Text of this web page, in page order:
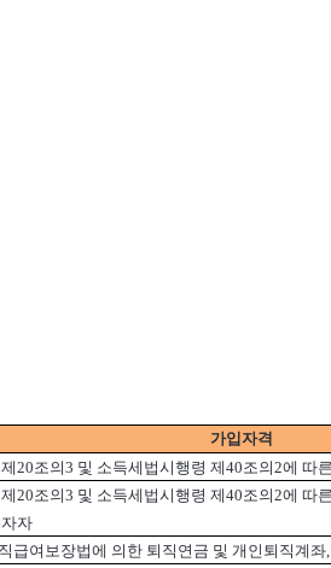
가입자격
20조의3 및 소득세법시행령 제40조의2에 따
20조의3 및 소득세법시행령 제40조의2에 따
자
급여보장법에 의한 퇴직연금 및 개인퇴직계